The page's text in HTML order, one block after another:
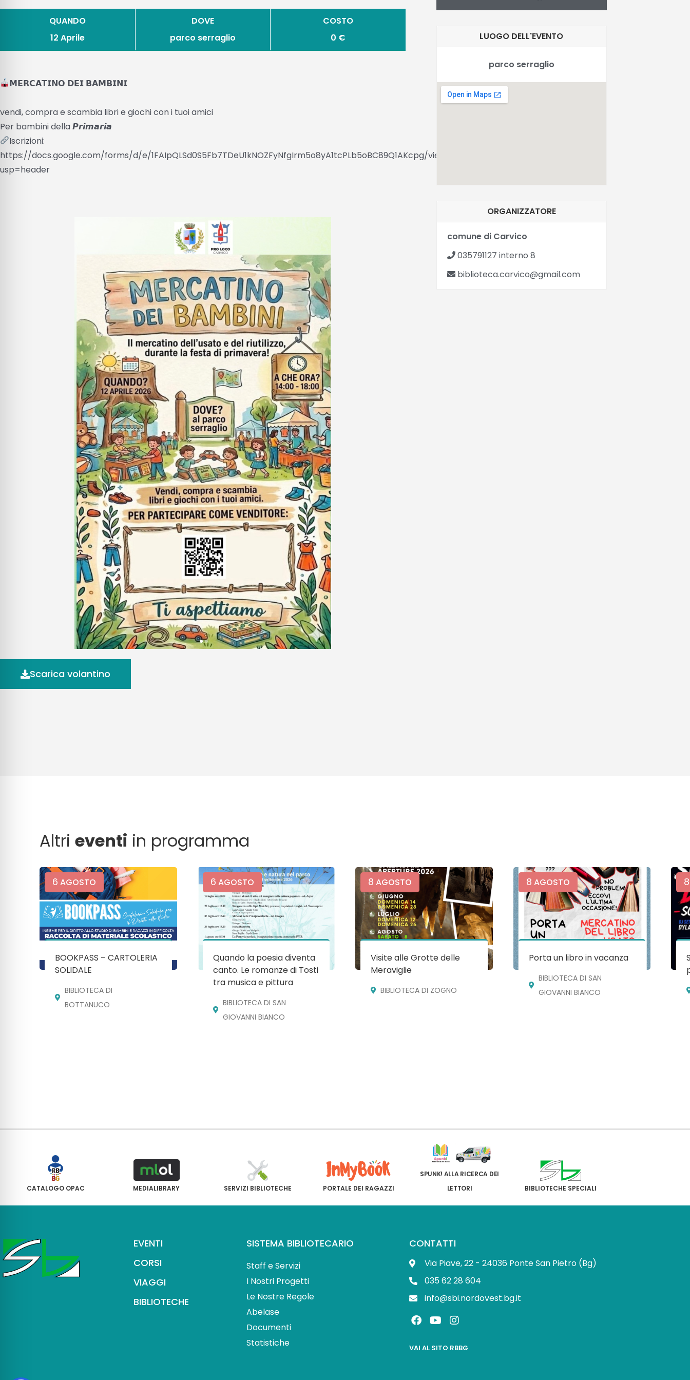
QUANDO
12 Aprile
DOVE
parco serraglio
COSTO
0 €
𝗠𝗘𝗥𝗖𝗔𝗧𝗜𝗡𝗢 𝗗𝗘𝗜 𝗕𝗔𝗠𝗕𝗜𝗡𝗜
vendi, compra e scambia libri e giochi con i tuoi amici
Per bambini della 𝙋𝙧𝙞𝙢𝙖𝙧𝙞𝙖
Iscrizioni:
https://docs.google.com/forms/d/e/1FAIpQLSd0S5Fb7TDeU1kNOZFyNfgIrm5o8yA1tcPLb5oBC89Q1AKcpg/viewform?
usp=header
Scarica volantino
LUOGO DELL'EVENTO
parco serraglio
ORGANIZZATORE
comune di Carvico
035791127 interno 8
biblioteca.carvico@gmail.com
Altrieventi in programma
6 AGOSTO
BOOKPASS – CARTOLERIA
SOLIDALE
BIBLIOTECA DI
BOTTANUCO
6 AGOSTO
Quando la poesia diventa
canto. Le romanze di Tosti
tra musica e pittura
BIBLIOTECA DI SAN
GIOVANNI BIANCO
8 AGOSTO
Visite alle Grotte delle
Meraviglie
BIBLIOTECA DI ZOGNO
8 AGOSTO
Porta un libro in vacanza
BIBLIOTECA DI SAN
GIOVANNI BIANCO
8
CATALOGO OPAC MEDIALIBRARY SERVIZI BIBLIOTECHE PORTALE DEI RAGAZZI
SPUNK! ALLA RICERCA DEI
LETTORI
BIBLIOTECHE SPECIALI
EVENTI
CORSI
VIAGGI
BIBLIOTECHE
SISTEMA BIBLIOTECARIO
Staff e Servizi
I Nostri Progetti
Le Nostre Regole
Abelase
Documenti
Statistiche
CONTATTI
Via Piave, 22 - 24036 Ponte San Pietro (Bg)
035 62 28 604
info@sbi.nordovest.bg.it
F
a
e
Y
o
t
I
n
t
VAI AL SITO RBBG